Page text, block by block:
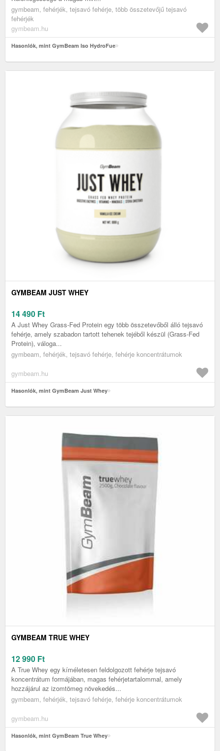
gymbeam, fehérjék, tejsavó fehérje, több összetevőjű tejsavó
fehérjék
gymbeam.hu
Hasonlók, mint GymBeam Iso HydroFue
GYMBEAM JUST WHEY
14 490 Ft
A Just Whey Grass-Fed Protein egy több összetevőből álló tejsavó
fehérje, amely szabadon tartott tehenek tejéből készül (Grass-Fed
Protein), váloga...
gymbeam, fehérjék, tejsavó fehérje, fehérje koncentrátumok
gymbeam.hu
Hasonlók, mint GymBeam Just Whey
GYMBEAM TRUE WHEY
12 990 Ft
A True Whey egy kíméletesen feldolgozott fehérje tejsavó
koncentrátum formájában, magas fehérjetartalommal, amely
hozzájárul az izomtömeg növekedés...
gymbeam, fehérjék, tejsavó fehérje, fehérje koncentrátumok
gymbeam.hu
Hasonlók, mint GymBeam True Whey